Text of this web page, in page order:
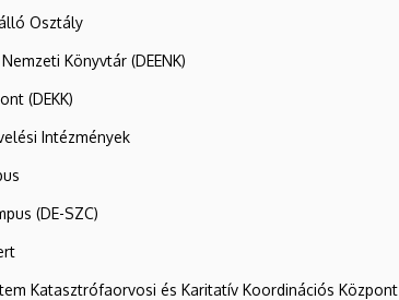
Osztály
Könyvtár (DEENK)
(DEKK)
Intézmények
(DE-SZC)
Katasztrófaorvosi és Karitatív Koordinációs Központ